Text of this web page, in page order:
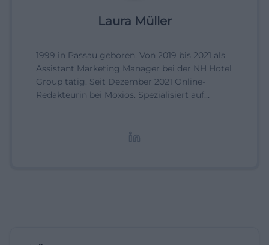
Laura Müller
1999 in Passau geboren. Von 2019 bis 2021 als
Assistant Marketing Manager bei der NH Hotel
Group tätig. Seit Dezember 2021 Online-
Redakteurin bei Moxios. Spezialisiert auf